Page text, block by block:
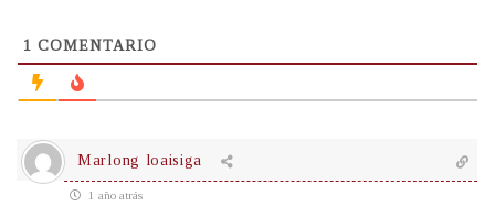
1 COMENTARIO
Marlong loaisiga
1 año atrás